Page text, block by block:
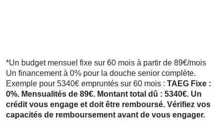
*Un budget mensuel fixe sur 60 mois à partir de 89€/mois
Un financement à 0% pour la douche senior complète.
Exemple pour 5340€ empruntés sur 60 mois : TAEG Fixe :
0%. Mensualités de 89€. Montant total dû : 5340€. Un
crédit vous engage et doit être remboursé. Vérifiez vos
capacités de remboursement avant de vous engager.